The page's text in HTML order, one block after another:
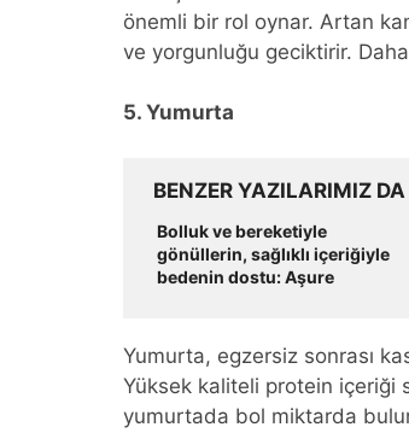
önemli bir rol oynar. Artan
ve yorgunluğu geciktirir. Daha
5. Yumurta
BENZER YAZILARIMIZ
Bolluk ve bereketiyle
gönüllerin, sağlıklı içeriğiyle
bedenin dostu: Aşure
Yumurta, egzersiz sonrası
Yüksek kaliteli protein içeriği
yumurtada bol miktarda